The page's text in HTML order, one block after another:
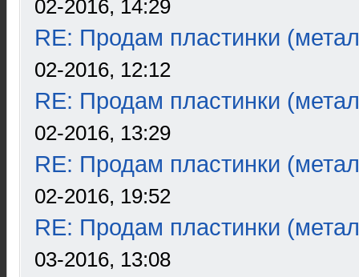
02-2016, 14:29
RE: Продам пластинки
02-2016, 12:12
RE: Продам пластинки
02-2016, 13:29
RE: Продам пластинки
02-2016, 19:52
RE: Продам пластинки
03-2016, 13:08